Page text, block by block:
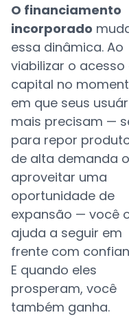
O financiamento
incorporado
essa dinâmica. Ao
viabilizar o acesso
capital no
em que seus
mais precisam —
para repor
de alta demanda
aproveitar uma
oportunidade de
expansão — você
ajuda a seguir em
frente com
E quando eles
prosperam, você
também ganha.